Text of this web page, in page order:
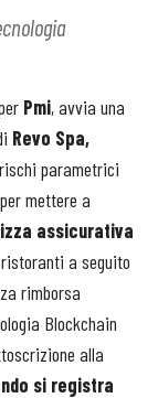
Pmi, avvia una
Revo Spa,
parametrici
mettere a
assicurativa
a seguito
rimborsa
Blockchain
alla
si registra